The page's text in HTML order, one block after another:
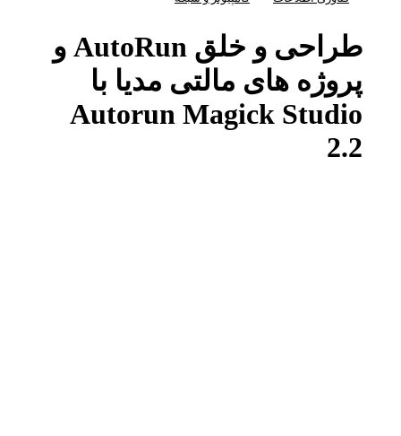
طراحی و خلق AutoRun و
پروژه های مالتی مدیا با
Autorun Magick Studio